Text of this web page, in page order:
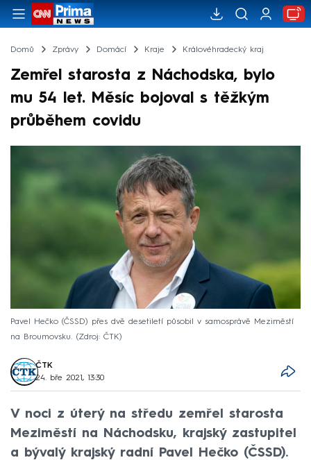
Domů Zprávy Domácí Kraje Královéhradecký kraj
Zemřel starosta z Náchodska, bylo
mu 54 let. Měsíc bojoval s těžkým
průběhem covidu
Pavel Hečko (ČSSD) přes dvě desetiletí působil v samosprávě Meziměstí
na Broumovsku.
Zdroj: ČTK
ČTK
24. bře 2021, 13:30
V noci z úterý na středu zemřel starosta
Meziměstí na Náchodsku, krajský zastupitel
a bývalý krajský radní Pavel Hečko (ČSSD).